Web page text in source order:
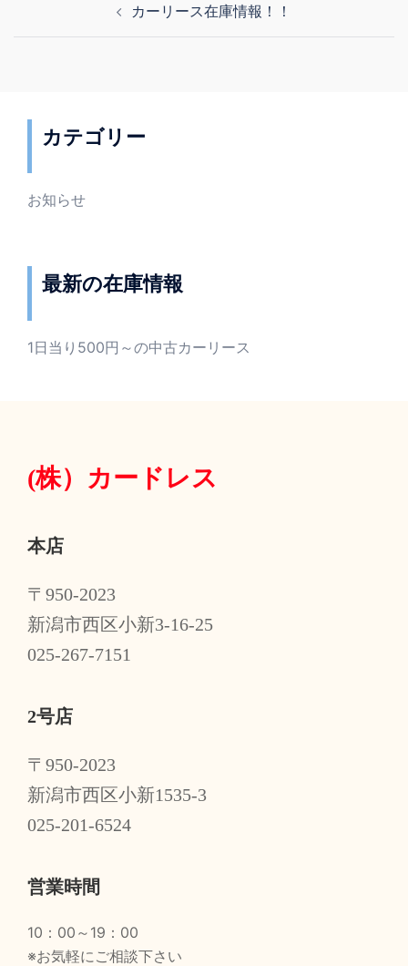
ー
ョ
ン
カーリース在庫情報！！
カテゴリー
お知らせ
最新の在庫情報
1日当り500円～の中古カーリース
(株） カードレス
本店
〒950-2023
新潟市西区小新3-16-25
025-267-7151
2号店
〒950-2023
新潟市西区小新1535-3
025-201-6524
営業時間
10：00～19：00
※お気軽にご相談下さい